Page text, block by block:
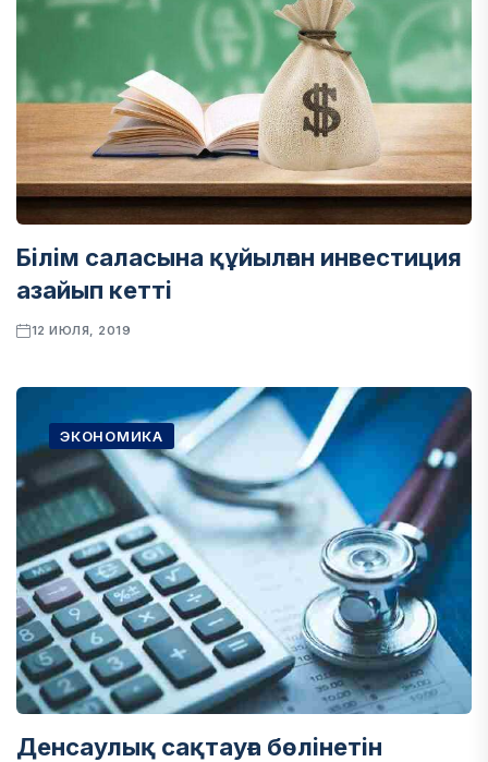
Білім саласына құйылған инвестиция
азайып кетті
12 ИЮЛЯ, 2019
ЭКОНОМИКА
Денсаулық сақтауға бөлінетін